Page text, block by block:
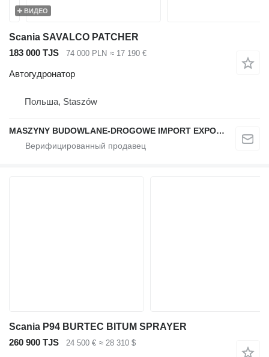
ВИДЕО
Scania SAVALCO PATCHER
183 000 TJS
74 000 PLN ≈ 17 190 €
Автогудронатор
Польша, Staszów
MASZYNY BUDOWLANE-DROGOWE IMPORT EXPORT
Scania P94 BURTEC BITUM SPRAYER
260 900 TJS
24 500 € ≈ 28 310 $